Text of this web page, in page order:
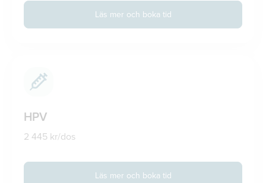
Läs mer och boka tid
HPV
2 445 kr/dos
Läs mer och boka tid